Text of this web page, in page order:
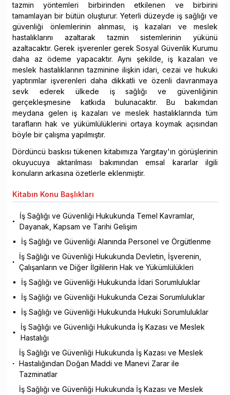
tazmin yöntemleri birbirinden etkilenen ve birbirini
tamamlayan bir bütün oluşturur. Yeterli düzeyde iş sağlığı ve
güvenliği önlemlerinin alınması, iş kazaları ve meslek
hastalıklarını azaltarak tazmin sistemlerinin yükünü
azaltacaktır. Gerek işverenler gerek Sosyal Güvenlik Kurumu
daha az ödeme yapacaktır. Aynı şekilde, iş kazaları ve
meslek hastalıklarının tazminine ilişkin idari, cezai ve hukuki
yaptırımlar işverenleri daha dikkatli ve özenli davranmaya
sevk ederek ülkede iş sağlığı ve güvenliğinin
gerçekleşmesine katkıda bulunacaktır. Bu bakımdan
meydana gelen iş kazaları ve meslek hastalıklarında tüm
tarafların hak ve yükümlülüklerini ortaya koymak açısından
böyle bir çalışma yapılmıştır.
Dördüncü baskısı tükenen kitabımıza Yargıtay'ın görüşlerinin
okuyucuya aktarılması bakımından emsal kararlar ilgili
konuların arkasına özetlerle eklenmiştir.
Kitabın Konu Başlıkları
İş Sağlığı ve Güvenliği Hukukunda Temel Kavramlar,
Dayanak, Kapsam ve Tarihi Gelişim
İş Sağlığı ve Güvenliği Alanında Personel ve Örgütlenme
İş Sağlığı ve Güvenliği Hukukunda Devletin, İşverenin,
Çalışanların ve Diğer İlgililerin Hak ve Yükümlülükleri
İş Sağlığı ve Güvenliği Hukukunda İdari Sorumluluklar
İş Sağlığı ve Güvenliği Hukukunda Cezai Sorumluluklar
İş Sağlığı ve Güvenliği Hukukunda Hukuki Sorumluluklar
İş Sağlığı ve Güvenliği Hukukunda İş Kazası ve Meslek
Hastalığı
İş Sağlığı ve Güvenliği Hukukunda İş Kazası ve Meslek
Hastalığından Doğan Maddi ve Manevi Zarar ile
Tazminatlar
İş Sağlığı ve Güvenliği Hukukunda İş Kazası ve Meslek